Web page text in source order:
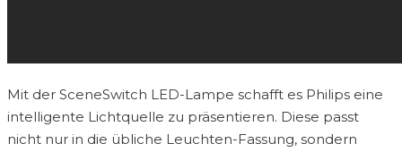
Mit der SceneSwitch LED-Lampe schafft es Philips eine
intelligente Lichtquelle zu präsentieren. Diese passt
nicht nur in die übliche Leuchten-Fassung, sondern